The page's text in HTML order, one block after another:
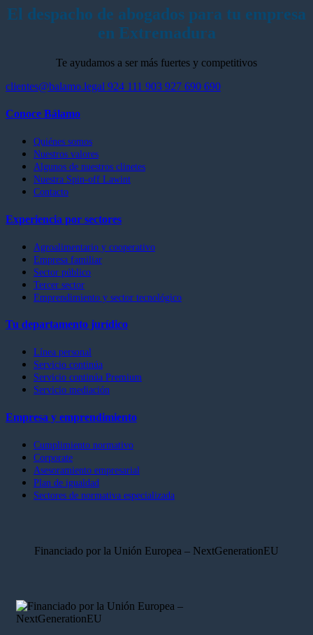
El despacho de abogados para tu empresa
en Extremadura
Te ayudamos a ser más fuertes y competitivos
clientes@balamo.legal 924 111 903 927 690 690
Conoce Bálamo
Quiénes somos
Nuestros valores
Algunos de nuestros clinetes
Nuestra Spin-off Lawint
Contacto
Experiencia por sectores
Agroalimentario y cooperativo
Empresa familiar
Sector público
Tercer sector
Emprendimiento y sector tecnológico
Tu departamento jurídico
Línea personal
Servicio continúa
Servicio continúa Premium
Servicio mediación
Empresa y emprendimiento
Cumplimiento normativo
Corporate
Asesoramiento empresarial
Plan de igualdad
Sectores de normativa especializada
Financiado por la Unión Europea – NextGenerationEU